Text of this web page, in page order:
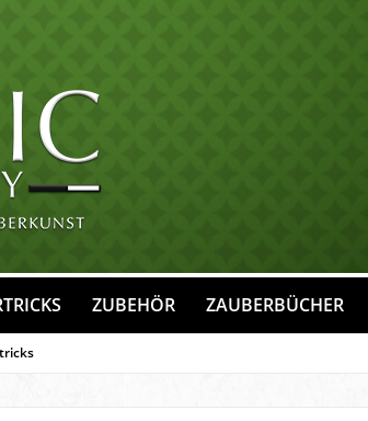
ZUBEHÖR ZAUBERBÜCHER